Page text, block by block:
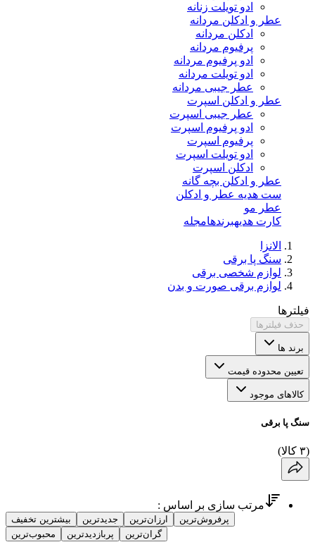
ادو تویلت زنانه
عطر و ادکلن مردانه
ادکلن مردانه
پرفیوم مردانه
ادو پرفیوم مردانه
ادو تویلت مردانه
عطر جیبی مردانه
عطر و ادکلن اسپرت
عطر جیبی اسپرت
ادو پرفیوم اسپرت
پرفیوم اسپرت
ادو تویلت اسپرت
ادکلن اسپرت
عطر و ادکلن بچه گانه
ست هدیه عطر و ادکلن
عطر مو
کارت هدیهبرندهامجله
الانزا
سنگ پا برقی
لوازم شخصی برقی
لوازم برقی صورت و بدن
فیلترها
حذف فیلترها
برند ها
تعیین محدوده قیمت
کالاهای موجود
سنگ پا برقی
(۳ کالا)
مرتب سازی بر اساس :
بیشترین تخفیف جدیدترین ارزان‌ترین
پرفروش‌ترین
محبوب‌ترین
پربازدیدترین گران‌ترین